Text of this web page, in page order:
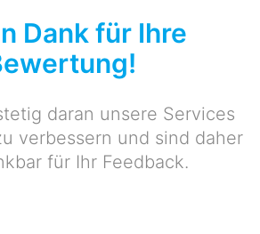
Dank für Ihre
daran unsere Services
verbessern und sind daher
für Ihr Feedback.